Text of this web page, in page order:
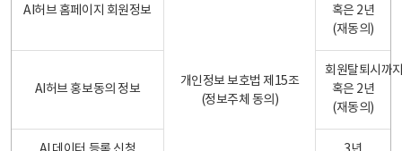
AI허브 홈페이지 회원정보
개인정보 보호법 제15조
(정보주체 동의)
혹은 2년
(재동의)
AI허브 홍보동의 정보
회원탈퇴시까
혹은 2년
(재동의)